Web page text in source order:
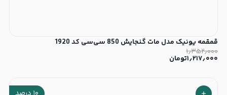
قمقمه یونیک مدل مات گنجایش 850 سی‌سی کد 1920
۱٫۳۵۲٫۰۰۰
۱٫۲۱۷٫۰۰۰تومان